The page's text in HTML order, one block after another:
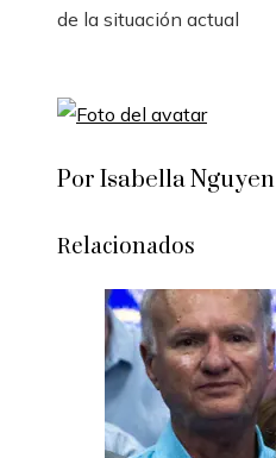
de la situación actual
Por Isabella Nguyen
Relacionados